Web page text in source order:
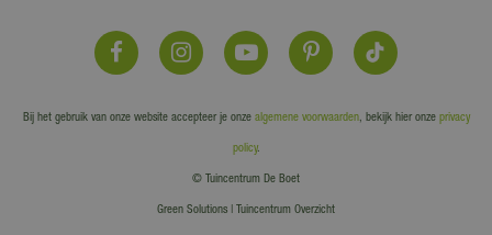
Bij het gebruik van onze website accepteer je onze algemene voorwaarden, bekijk hier onze privacy
policy.
© Tuincentrum De Boet
Green Solutions Tuincentrum Overzicht